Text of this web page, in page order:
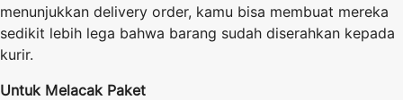
menunjukkan delivery order, kamu bisa membuat mereka
sedikit lebih lega bahwa barang sudah diserahkan kepada
kurir.
Untuk Melacak Paket